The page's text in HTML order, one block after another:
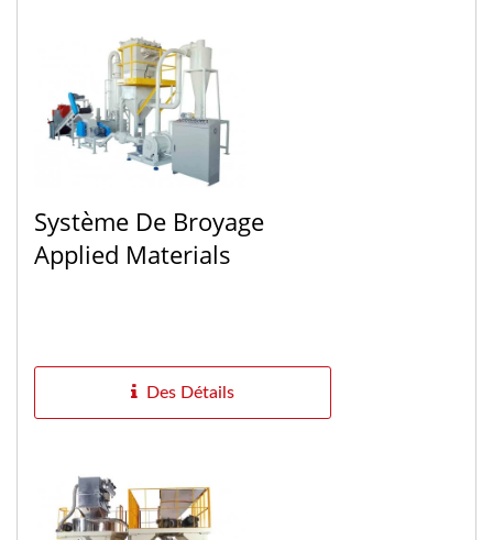
Système De Broyage
Applied Materials
Des Détails